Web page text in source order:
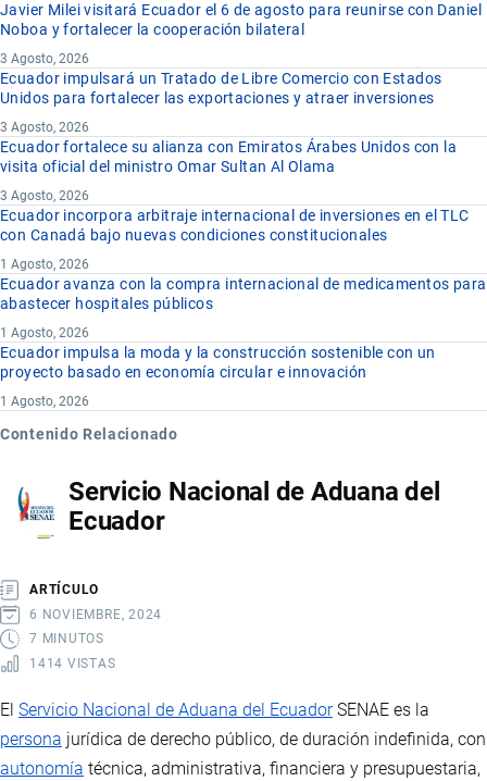
Javier Milei visitará Ecuador el 6 de agosto para reunirse con Daniel
Noboa y fortalecer la cooperación bilateral
3 Agosto, 2026
Ecuador impulsará un Tratado de Libre Comercio con Estados
Unidos para fortalecer las exportaciones y atraer inversiones
3 Agosto, 2026
Ecuador fortalece su alianza con Emiratos Árabes Unidos con la
visita oficial del ministro Omar Sultan Al Olama
3 Agosto, 2026
Ecuador incorpora arbitraje internacional de inversiones en el TLC
con Canadá bajo nuevas condiciones constitucionales
1 Agosto, 2026
Ecuador avanza con la compra internacional de medicamentos para
abastecer hospitales públicos
1 Agosto, 2026
Ecuador impulsa la moda y la construcción sostenible con un
proyecto basado en economía circular e innovación
1 Agosto, 2026
Contenido Relacionado
Servicio Nacional de Aduana del
Ecuador
ARTÍCULO
6 NOVIEMBRE, 2024
7 MINUTOS
1414 VISTAS
El Servicio Nacional de Aduana del EcuadorSENAE es la
persona jurídica de derecho público, de duración indefinida, con
autonomía técnica, administrativa, financiera y presupuestaria,